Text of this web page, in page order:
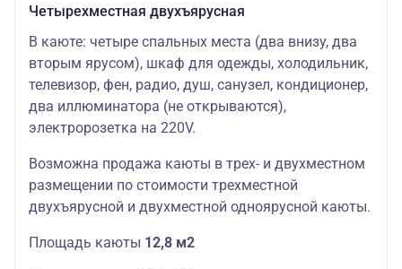
Четырехместная двухъярусная
В каюте: четыре спальных места (два внизу, два
вторым ярусом), шкаф для одежды, холодильник,
телевизор, фен, радио, душ, санузел, кондиционер,
два иллюминатора (не открываются),
электророзетка на 220V.
Возможна продажа каюты в трех- и двухместном
размещении по стоимости трехместной
двухъярусной и двухместной одноярусной каюты.
Площадь каюты 12,8 м2